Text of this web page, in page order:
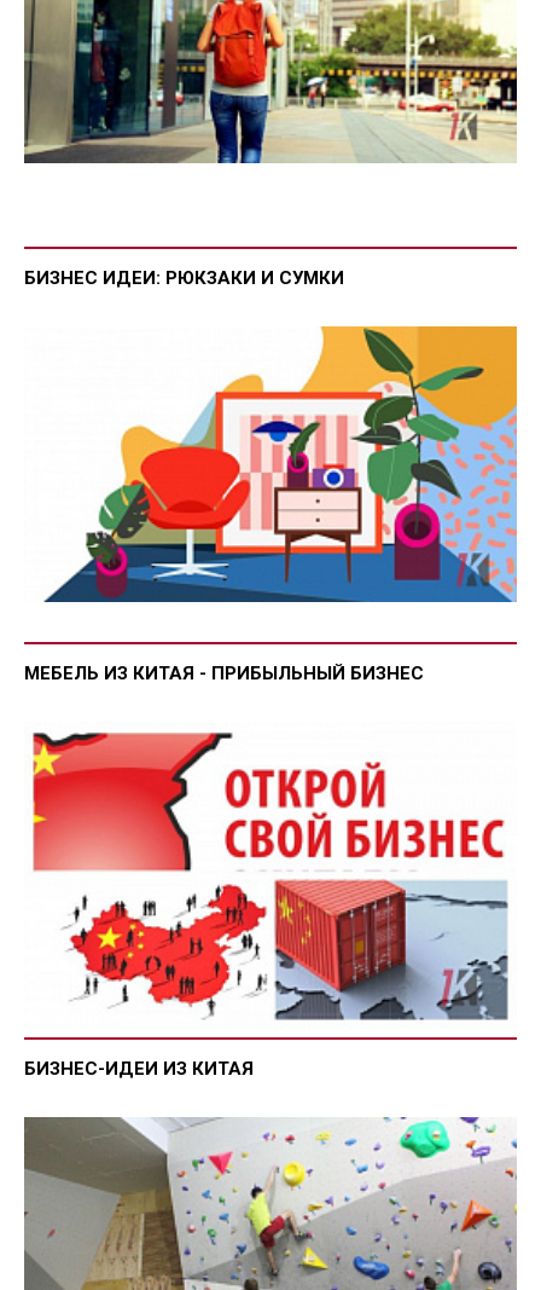
БИЗНЕС ИДЕИ: РЮКЗАКИ И СУМКИ
МЕБЕЛЬ ИЗ КИТАЯ - ПРИБЫЛЬНЫЙ БИЗНЕС
БИЗНЕС-ИДЕИ ИЗ КИТАЯ